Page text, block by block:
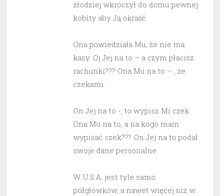
złodziej wkroczył do domu pewnej
kobity aby Ją okraść.
Ona powiedziała Mu, że nie ma
kasy. Oj Jej na to – a czym płacisz
rachunki??? Ona Mu na to – , że
czekami.
On Jej na to -, to wypisz Mi czek.
Ona Mu na to, a na kogo mam
wypisać czek??? On Jej na to podał
swoje dane personalne.
W U.S.A. jest tyle samo
półgłówków, a nawet więcej niż w